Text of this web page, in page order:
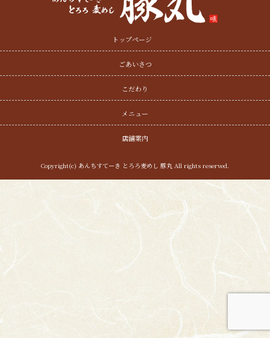
トップページ
ごあいさつ
こだわり
メニュー
店舗案内
Copyright(c) あんちすてーき とろろ麦めし 豚丸 All rights reserved.